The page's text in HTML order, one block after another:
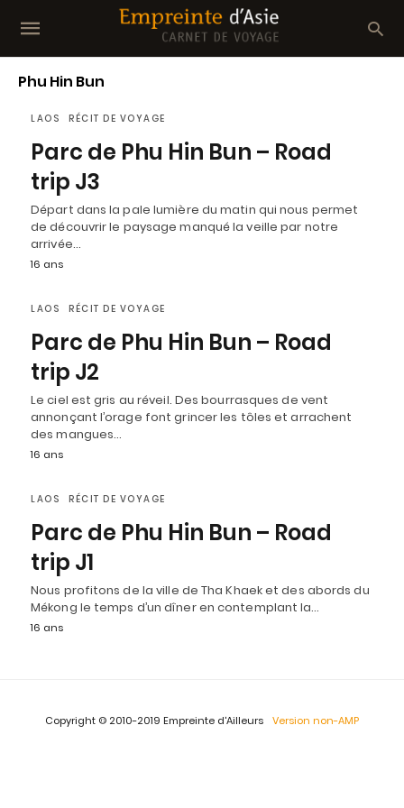
Phu Hin Bun
LAOS RÉCIT DE VOYAGE
Parc de Phu Hin Bun – Road
trip J3
Départ dans la pale lumière du matin qui nous permet
de découvrir le paysage manqué la veille par notre
arrivée…
16 ans
LAOS RÉCIT DE VOYAGE
Parc de Phu Hin Bun – Road
trip J2
Le ciel est gris au réveil. Des bourrasques de vent
annonçant l’orage font grincer les tôles et arrachent
des mangues…
16 ans
LAOS RÉCIT DE VOYAGE
Parc de Phu Hin Bun – Road
trip J1
Nous profitons de la ville de Tha Khaek et des abords du
Mékong le temps d’un dîner en contemplant la…
16 ans
Copyright © 2010-2019 Empreinte d'Ailleurs Version non-AMP